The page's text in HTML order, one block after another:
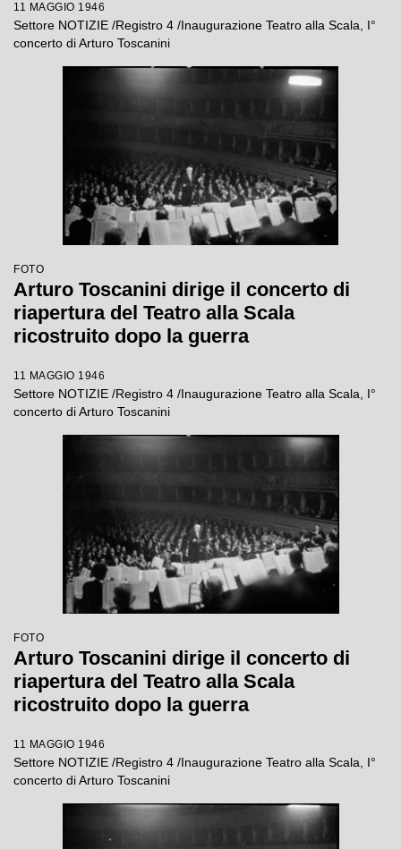
11 MAGGIO 1946
Settore NOTIZIE /Registro 4 /Inaugurazione Teatro alla Scala, I°
concerto di Arturo Toscanini
FOTO
Arturo Toscanini dirige il concerto di
riapertura del Teatro alla Scala
ricostruito dopo la guerra
11 MAGGIO 1946
Settore NOTIZIE /Registro 4 /Inaugurazione Teatro alla Scala, I°
concerto di Arturo Toscanini
FOTO
Arturo Toscanini dirige il concerto di
riapertura del Teatro alla Scala
ricostruito dopo la guerra
11 MAGGIO 1946
Settore NOTIZIE /Registro 4 /Inaugurazione Teatro alla Scala, I°
concerto di Arturo Toscanini